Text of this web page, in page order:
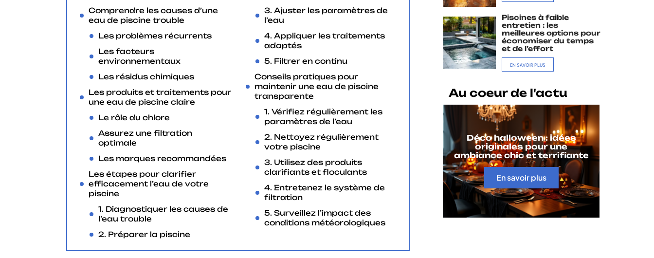
Comprendre les causes d’une
eau de piscine trouble
Les problèmes récurrents
Les facteurs
environnementaux
Les résidus chimiques
Les produits et traitements pour
une eau de piscine claire
Le rôle du chlore
Assurez une filtration
optimale
Les marques recommandées
Les étapes pour clarifier
efficacement l’eau de votre
piscine
1. Diagnostiquer les causes de
l’eau trouble
2. Préparer la piscine
3. Ajuster les paramètres de
l’eau
4. Appliquer les traitements
adaptés
5. Filtrer en continu
Conseils pratiques pour
maintenir une eau de piscine
transparente
1. Vérifiez régulièrement les
paramètres de l’eau
2. Nettoyez régulièrement
votre piscine
3. Utilisez des produits
clarifiants et floculants
4. Entretenez le système de
filtration
5. Surveillez l’impact des
conditions météorologiques
Piscines à faible
entretien : les
meilleures options pour
économiser du temps
et de l’effort
EN SAVOIR PLUS
Au coeur de l'actu
Déco halloween : idées
originales pour une
ambiance chic et terrifiante
En savoir plus